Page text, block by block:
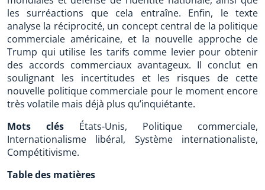
les surréactions que cela entraîne. Enfin, le texte
analyse la réciprocité, un concept central de la politique
commerciale américaine, et la nouvelle approche de
Trump qui utilise les tarifs comme levier pour obtenir
des accords commerciaux avantageux. Il conclut en
soulignant les incertitudes et les risques de cette
nouvelle politique commerciale pour le moment encore
très volatile mais déjà plus qu’inquiétante.
Mots clés États-Unis, Politique commerciale,
Internationalisme libéral, Système internationaliste,
Compétitivisme.
Table des matières